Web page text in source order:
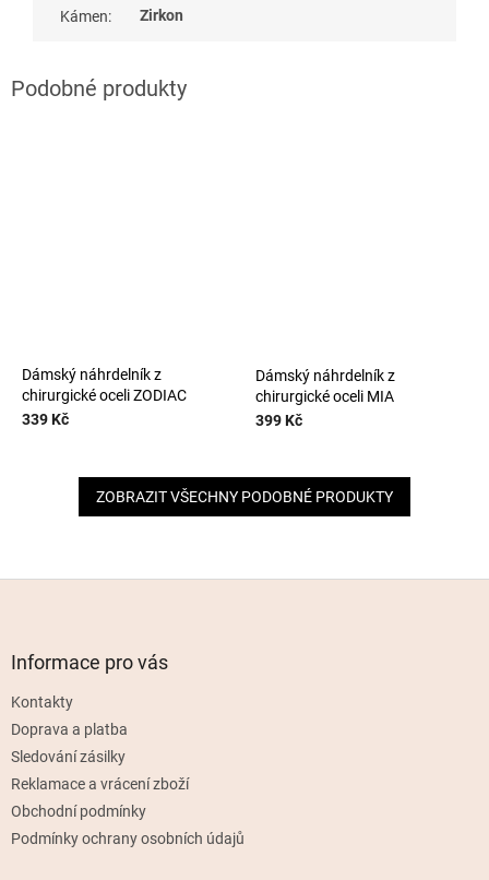
Kámen: Zirkon
Dámský náhrdelník z
chirurgické oceli ZODIAC
339 Kč
Dámský náhrdelník z
chirurgické oceli MIA
399 Kč
ZOBRAZIT VŠECHNY PODOBNÉ PRODUKTY
Informace pro vás
Kontakty
Doprava a platba
Sledování zásilky
Reklamace a vrácení zboží
Obchodní podmínky
Podmínky ochrany osobních údajů